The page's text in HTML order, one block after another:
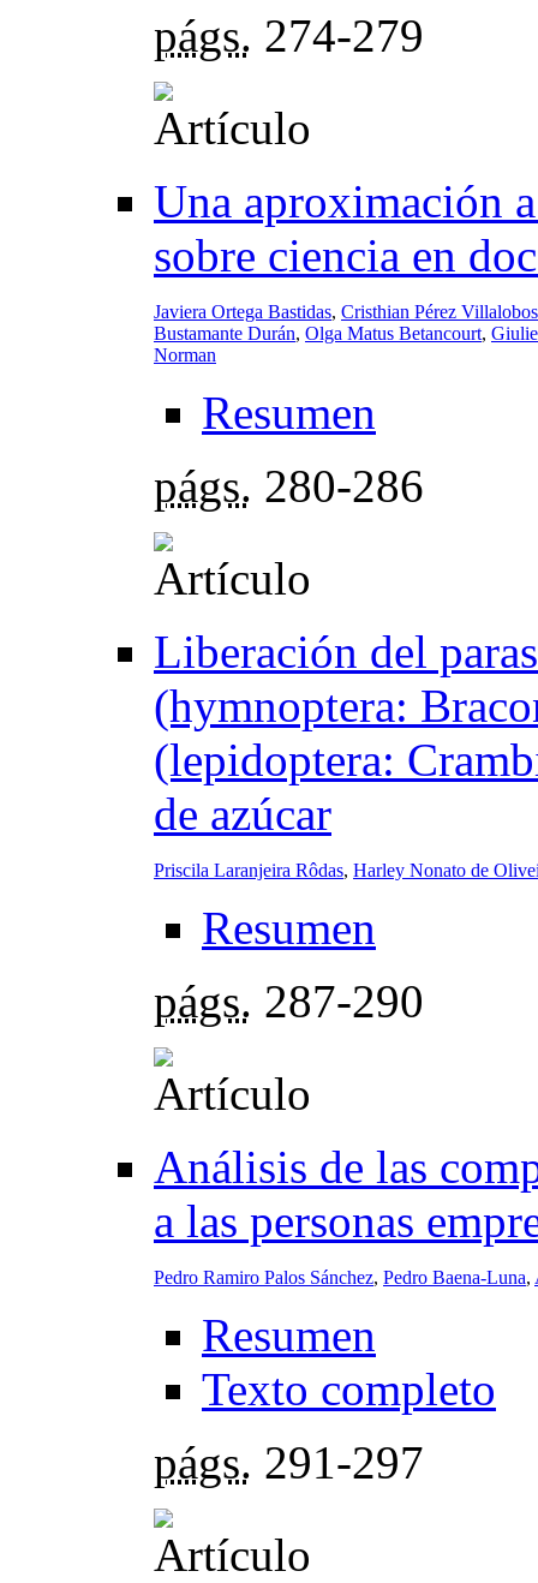
págs. 274-279
Una aproximación
sobre ciencia en
Javiera Ortega Bastidas, Cristhian Pérez Villalobos
Bustamante Durán, Olga Matus Betancourt,
Norman
Resumen
págs. 280-286
Liberación del
(hymnoptera:
(lepidoptera:
de azúcar
Priscila Laranjeira Rôdas, Harley Nonato de
Resumen
págs. 287-290
Análisis de las
a las personas
Pedro Ramiro Palos Sánchez, Pedro Baena-Luna,
Resumen
Texto completo
págs. 291-297